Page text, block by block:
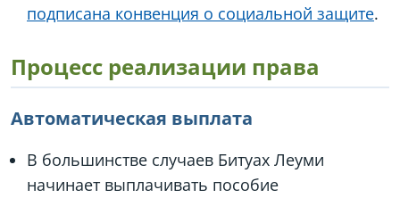
подписана конвенция о социальной защите.
Процесс реализации права
Автоматическая выплата
В большинстве случаев Битуах Леуми
начинает выплачивать пособие